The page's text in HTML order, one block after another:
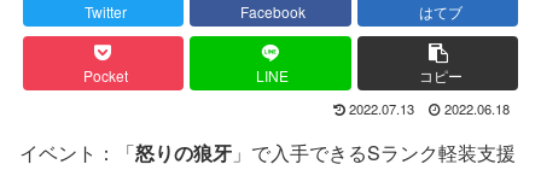
Twitter Facebook はてブ
Pocket LINE コピー
2022.07.13 2022.06.18
イベント：「怒りの狼牙 」で入手できるSランク軽装支援